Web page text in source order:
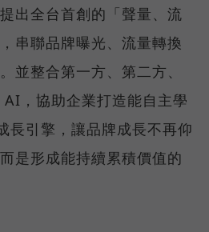
出全台首創的「聲量、流
串聯品牌曝光、流量轉換
並整合第一方、第二方、
，協助企業打造能自主學
長引擎，讓品牌成長不再仰
是形成能持續累積價值的